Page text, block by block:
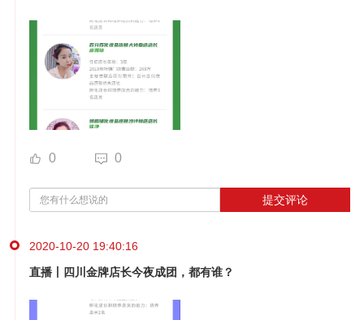
0 0
提交评论
2020-10-20 19:40:16
直播丨四川金牌店长今夜成团，都有谁？